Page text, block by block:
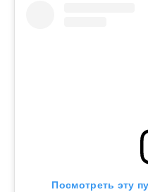
Посмотреть эту